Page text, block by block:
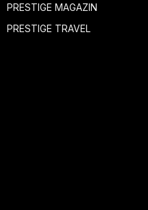
PRESTIGE MAGAZIN
PRESTIGE TRAVEL